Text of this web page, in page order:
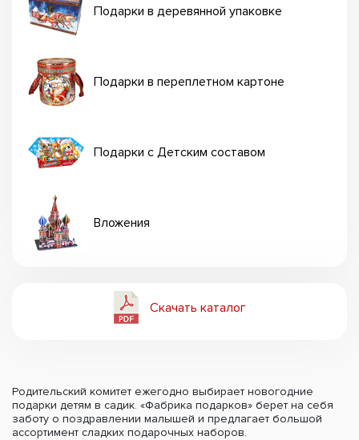
Подарки в деревянной упаковке
Подарки в переплетном картоне
Подарки с Детским составом
Вложения
Скачать каталог
Родительский комитет ежегодно выбирает новогодние
подарки детям в садик. «Фабрика подарков» берет на себя
заботу о поздравлении малышей и предлагает большой
ассортимент сладких подарочных наборов.